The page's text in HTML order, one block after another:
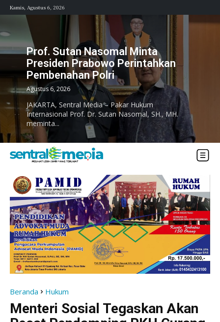
Kamis, Agustus 6, 2026
Prof. Sutan Nasomal Minta
Presiden Prabowo Perintahkan
Pembenahan Polri
Agustus 6, 2026
JAKARTA, Sentral Media – Pakar Hukum
Internasional Prof. Dr. Sutan Nasomal, SH., MH.
meminta...
Beranda Hukum
Menteri Sosial Tegaskan Akan